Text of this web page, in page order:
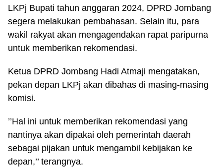
LKPj Bupati tahun anggaran 2024, DPRD Jombang
segera melakukan pembahasan. Selain itu, para
wakil rakyat akan mengagendakan rapat paripurna
untuk memberikan rekomendasi.
Ketua DPRD Jombang Hadi Atmaji mengatakan,
pekan depan LKPj akan dibahas di masing-masing
komisi.
’’Hal ini untuk memberikan rekomendasi yang
nantinya akan dipakai oleh pemerintah daerah
sebagai pijakan untuk mengambil kebijakan ke
depan,’’ terangnya.